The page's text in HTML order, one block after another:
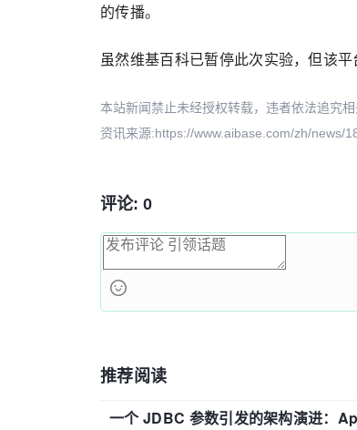
的传播。
虽然维基百科已暂停此次实验，但该
本站新闻禁止未经授权转载，违者依法追究
资讯来源:https://www.aibase.com/zh/news/
评论: 0
推荐阅读
一个 JDBC 参数引发的架构演进：